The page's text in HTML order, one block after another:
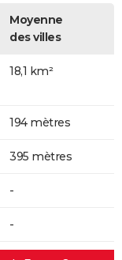
Moyenne
des villes
18,1 km²
194 mètres
395 mètres
-
-